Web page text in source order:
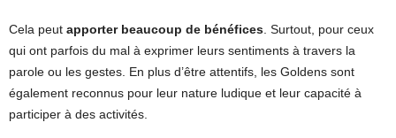
Cela peut apporter beaucoup de bénéfices . Surtout, pour ceux
qui ont parfois du mal à exprimer leurs sentiments à travers la
parole ou les gestes. En plus d’être attentifs, les Goldens sont
également reconnus pour leur nature ludique et leur capacité à
participer à des activités.